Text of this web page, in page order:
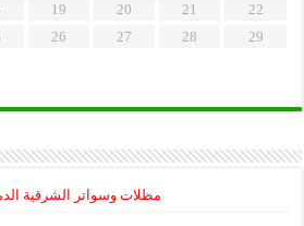
19 20 21
22
26 27 28
29
مظلات وسواتر الشرقية